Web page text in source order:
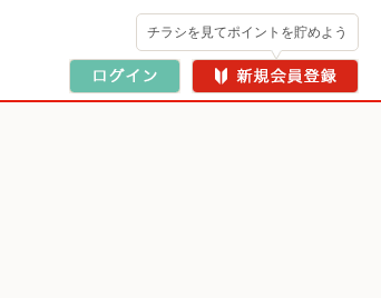
チラシを見てポイントを貯めよう